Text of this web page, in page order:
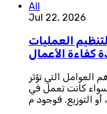
All
Jul 22, 2026
العمليات
كفاءة الأعمال
العوامل التي تؤثر
كانت تعمل في
أو التوزيع. فوجود م